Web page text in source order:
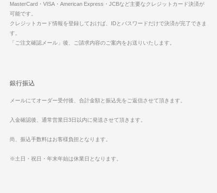
MasterCard・VISA・American Express・JCBなど主要なクレジットカード決済が
可能です。
クレジットカード情報を登録しておけば、IDとパスワードだけで決済が完了できま
す。
「ご注文確認メール」後、ご請求内容のご案内をお送りいたします。
銀行振込
メールにてオーダー受付後、合計金額と振込先をご返信させて頂きます。
入金確認後、通常営業日3日以内に発送させて頂きます。
尚、振込手数料はお客様負担となります。
※土日・祝日・年末年始は休業日となります。